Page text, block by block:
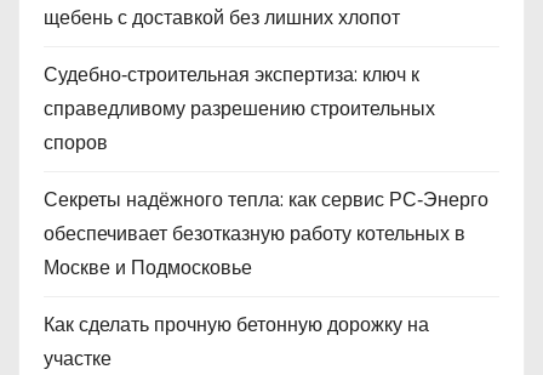
щебень с доставкой без лишних хлопот
Судебно‑строительная экспертиза: ключ к
справедливому разрешению строительных
споров
Секреты надёжного тепла: как сервис РС‑Энерго
обеспечивает безотказную работу котельных в
Москве и Подмосковье
Как сделать прочную бетонную дорожку на
участке